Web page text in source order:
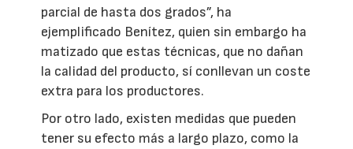
parcial de hasta dos grados”, ha
ejemplificado Benítez, quien sin embargo ha
matizado que estas técnicas, que no dañan
la calidad del producto, sí conllevan un coste
extra para los productores.
Por otro lado, existen medidas que pueden
tener su efecto más a largo plazo, como la